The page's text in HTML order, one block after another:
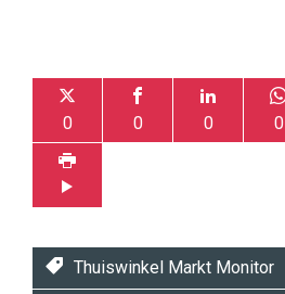
0 0 0 0
Thuiswinkel Markt Monitor